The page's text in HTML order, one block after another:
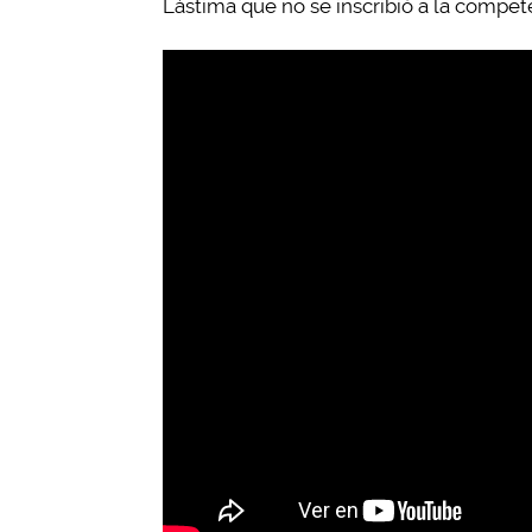
Lástima que no se inscribió a la